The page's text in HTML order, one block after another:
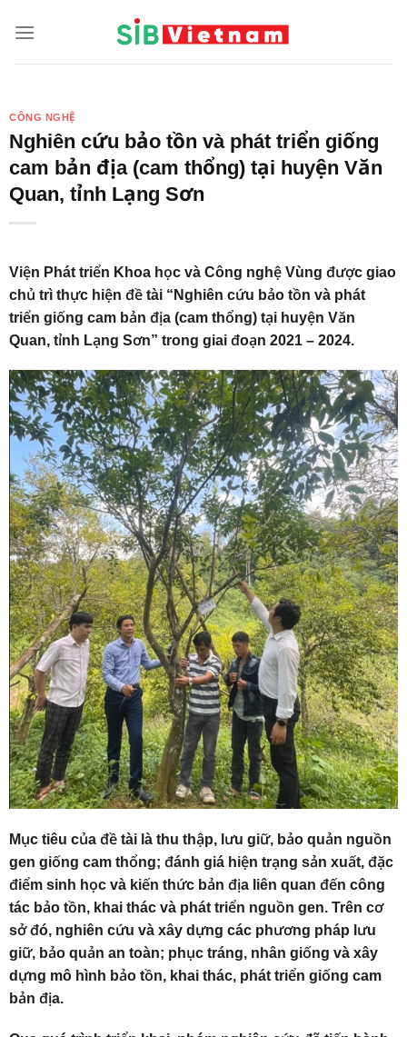
CÔNG NGHỆ
Nghiên cứu bảo tồn và phát triển giống
cam bản địa (cam thổng) tại huyện Văn
Quan, tỉnh Lạng Sơn
Viện Phát triển Khoa học và Công nghệ Vùng được giao
chủ trì thực hiện đề tài “Nghiên cứu bảo tồn và phát
triển giống cam bản địa (cam thổng) tại huyện Văn
Quan, tỉnh Lạng Sơn” trong giai đoạn 2021 – 2024.
Mục tiêu của đề tài là thu thập, lưu giữ, bảo quản nguồn
gen giống cam thổng; đánh giá hiện trạng sản xuất, đặc
điểm sinh học và kiến thức bản địa liên quan đến công
tác bảo tồn, khai thác và phát triển nguồn gen. Trên cơ
sở đó, nghiên cứu và xây dựng các phương pháp lưu
giữ, bảo quản an toàn; phục tráng, nhân giống và xây
dựng mô hình bảo tồn, khai thác, phát triển giống cam
bản địa.